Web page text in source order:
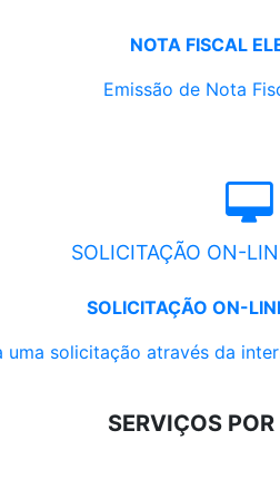
NOTA FISCAL
Emissão de Nota
SOLICITAÇÃO ON-
SOLICITAÇÃO ON-
uma solicitação através da
SERVIÇOS